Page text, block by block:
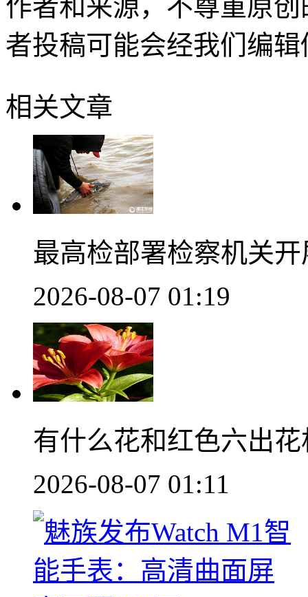
作者和来源，不尊重原
者投稿可能会经我们编
相关文章
最高检部署检察机关
2026-08-07 01:19
有什么花和红色六出
2026-08-07 01:11